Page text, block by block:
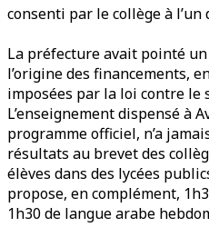
consenti par le collège à l’un
La préfecture avait pointé
l’origine des financements,
imposées par la loi contre le
L’enseignement dispensé à
programme officiel, n’a
résultats au brevet des
élèves dans des lycées
propose, en complément,
1h30 de langue arabe